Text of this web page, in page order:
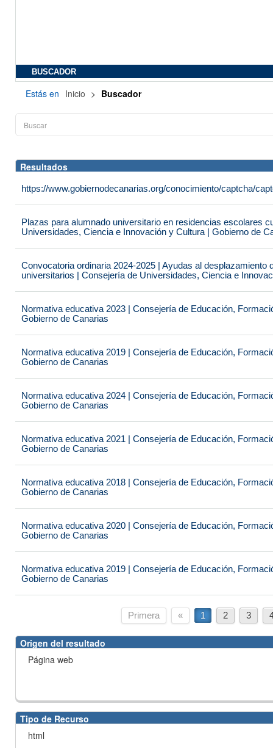
BUSCADOR
Estás en Inicio > Buscador
Resultados
https://www.gobiernodecanarias.org/conocimiento/captcha/
Plazas para alumnado universitario en residencias escolares
Universidades, Ciencia e Innovación y Cultura | Gobierno de
Convocatoria ordinaria 2024-2025 | Ayudas al desplazamiento
universitarios | Consejería de Universidades, Ciencia e
Normativa educativa 2023 | Consejería de Educación,
Gobierno de Canarias
Normativa educativa 2019 | Consejería de Educación,
Gobierno de Canarias
Normativa educativa 2024 | Consejería de Educación,
Gobierno de Canarias
Normativa educativa 2021 | Consejería de Educación,
Gobierno de Canarias
Normativa educativa 2018 | Consejería de Educación,
Gobierno de Canarias
Normativa educativa 2020 | Consejería de Educación,
Gobierno de Canarias
Normativa educativa 2019 | Consejería de Educación,
Gobierno de Canarias
Primera « 1 2 3
Origen del resultado
Página web
Tipo de Recurso
html